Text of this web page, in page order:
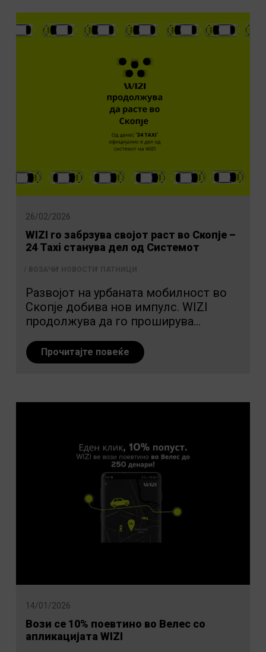
26/02/2026
WIZI го забрзува својот раст во Скопје –
24 Taxi станува дел од Системот
ВОЗАЧИ НОВОСТИ
Развојот на урбаната мобилност во
Скопје добива нов импулс. WIZI
продолжува да го проширува...
Прочитајте повеќе
14/01/2026
Вози се 10% поевтино во Велес со
апликацијата WIZI